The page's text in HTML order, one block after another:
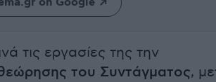
τις εργασίες της την
του Συντάγματος,